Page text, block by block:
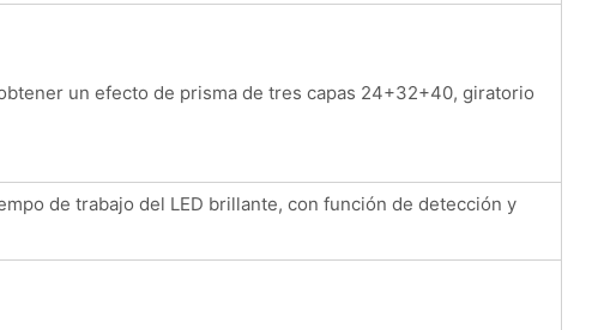
un efecto de prisma de tres capas 24+32+40, giratorio
de trabajo del LED brillante, con función de detección y